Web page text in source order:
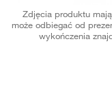
Zdjęcia produktu
może odbiegać od
wykończenia